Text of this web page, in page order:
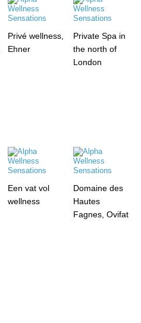
Privé wellness,
Ehner
Private Spa in
the north of
London
Een vat vol
wellness
Domaine des
Hautes
Fagnes, Ovifat